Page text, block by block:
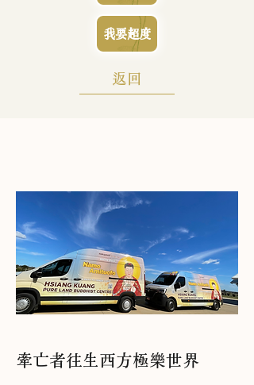
我要超度
返回
牽亡者往生西方極樂世界